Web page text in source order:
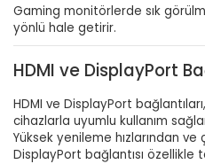
Gaming monitörlerde sık
yönlü hale getirir.
HDMI ve DisplayPort
HDMI ve DisplayPort
cihazlarla uyumlu kullanım
Yüksek yenileme hızlarından
DisplayPort bağlantısı özellikle